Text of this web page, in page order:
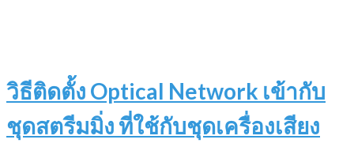
วิธีติดตั้ง Optical Network เข้ากับ
ชุดสตรีมมิ่ง ที่ใช้กับชุดเครื่องเสียง